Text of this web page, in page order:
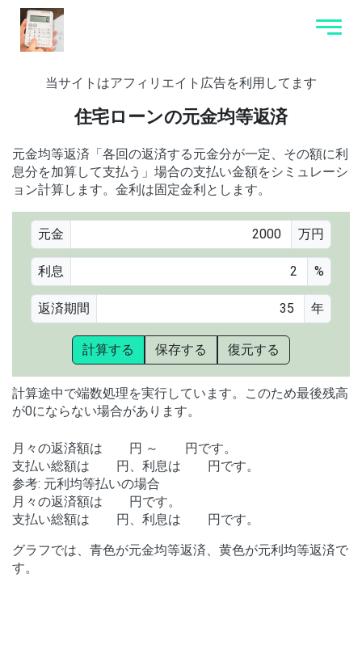
当サイトはアフィリエイト広告を利用してます
住宅ローンの元金均等返済
元金均等返済「各回の返済する元金分が一定、その額に利
息分を加算して支払う」場合の支払い金額をシミュレーシ
ョン計算します。金利は固定金利とします。
元金 万円
利息 %
返済期間 年
計算する 保存する 復元する
計算途中で端数処理を実行しています。このため最後残高
が0にならない場合があります。
月々の返済額は 円 ～
円です。
支払い総額は
円、利息は
円です。
参考: 元利均等払いの場合
月々の返済額は
円です。
支払い総額は
円、利息は
円です。
グラフでは、青色が元金均等返済、黄色が元利均等返済で
す。